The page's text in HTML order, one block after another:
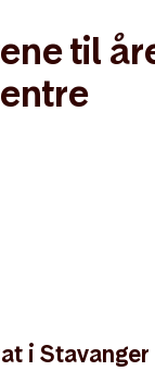
til
i Stavanger